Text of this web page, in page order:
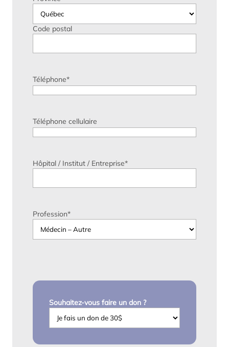
Code postal
Téléphone*
Téléphone cellulaire
Hôpital / Institut / Entreprise*
Profession*
Souhaitez-vous faire un don ?